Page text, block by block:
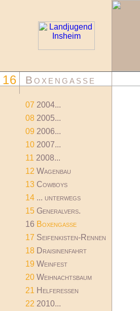
16 Boxengasse
07 2004...
08 2005...
09 2006...
10 2007...
11 2008...
12 Wagenbau
13 Cowboys
14 ... unterwegs
15 Generalvers.
16 Boxengasse
17 Seifenkisten-Rennen
18 Draisinenfahrt
19 Weinfest
20 Weihnachtsbaum
21 Helferessen
22 2010...